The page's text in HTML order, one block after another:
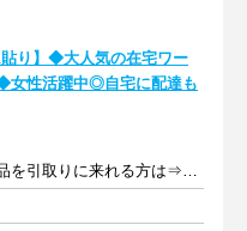
貼り】◆大人気の在宅ワー
女性活躍中◎自宅に配達も
1冊/10円～ ※商品を引取りに来れる方は⇒1冊/12円～